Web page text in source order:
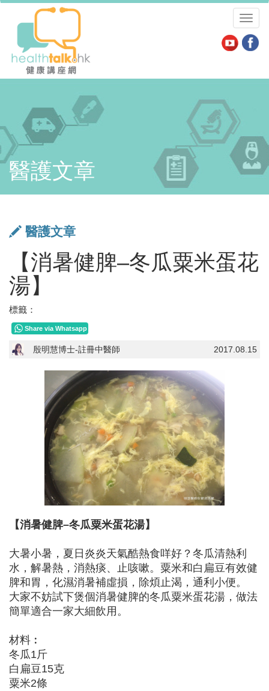
醫護文章
醫護文章
【消暑健脾–冬瓜粟米蛋花
湯】
標籤：
Share via Whatsapp
2017.08.15
殷明慧博士-註冊中醫師
【消暑健脾–冬瓜粟米蛋花湯】
大暑小暑，夏日炎炎天氣酷熱食咩好？冬瓜清熱利
水，解暑熱，消熱痰、止咳嗽。粟米和白扁豆有效健
脾和胃，化濕消暑補虛損，除煩止渴，通利小便。
大家不妨試下煲個消暑健脾的冬瓜粟米蛋花湯，做法
簡單適合一家大細飲用。
材料︰
冬瓜1斤
白扁豆15克
粟米2條